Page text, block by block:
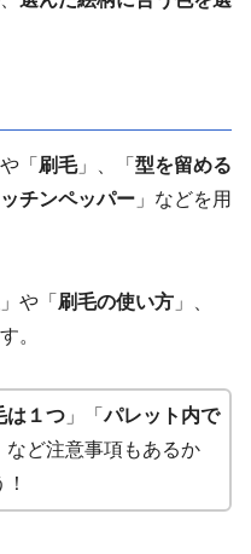
「 刷毛」、「 型を留める
チンペッパー 」などを用
」や「 刷毛の使い方 」、
。
は１つ」「パレット内で
など注意事項もあるか